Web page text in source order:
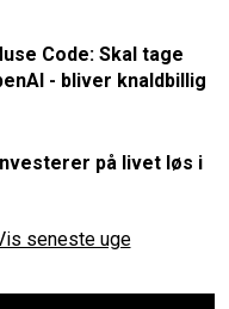
Code: Skal tage
- bliver knaldbillig
på livet løs i
seneste uge